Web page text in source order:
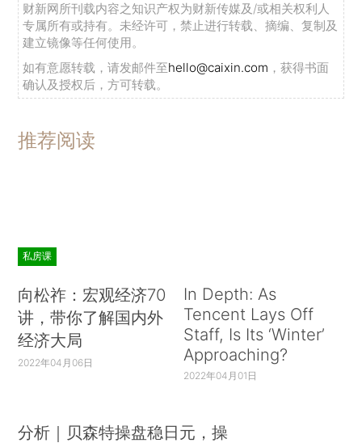
财新网所刊载内容之知识产权为财新传媒及/或相关权利人
专属所有或持有。未经许可，禁止进行转载、摘编、复制及
建立镜像等任何使用。
如有意愿转载，请发邮件至hello@caixin.com ，获得书面
确认及授权后，方可转载。
推荐阅读
私房课
向松祚：宏观经济70
讲，带你了解国内外
经济大局
2022年04月06日
In Depth: As
Tencent Lays Off
Staff, Is Its ‘Winter’
Approaching?
2022年04月01日
分析｜贝森特操盘稳日元，操